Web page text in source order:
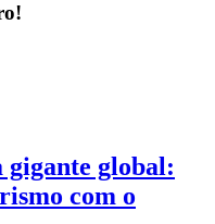
gigante global:
com o